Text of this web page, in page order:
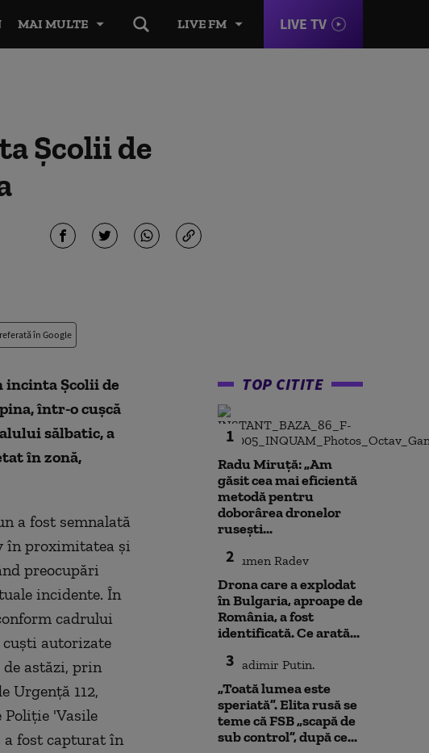
LIVE FM LIVE TV
MAI MULTE
Şcolii de
în Google
Şcolii de
într-o cuşcă
sălbatic, a
în zonă,
a fost semnalată
în proximitatea şi
preocupări
incidente. În
cadrului
autorizate
astăzi, prin
Urgenţă 112,
'Vasile
a fost capturat în
TOP CITITE
1
Radu Miruță: „Am
găsit cea mai eficientă
metodă pentru
doborârea dronelor
rusești...
2
Drona care a explodat
în Bulgaria, aproape de
România, a fost
identificată. Ce arată...
3
„Toată lumea este
speriată”. Elita rusă se
teme că FSB „scapă de
sub control”, după ce...